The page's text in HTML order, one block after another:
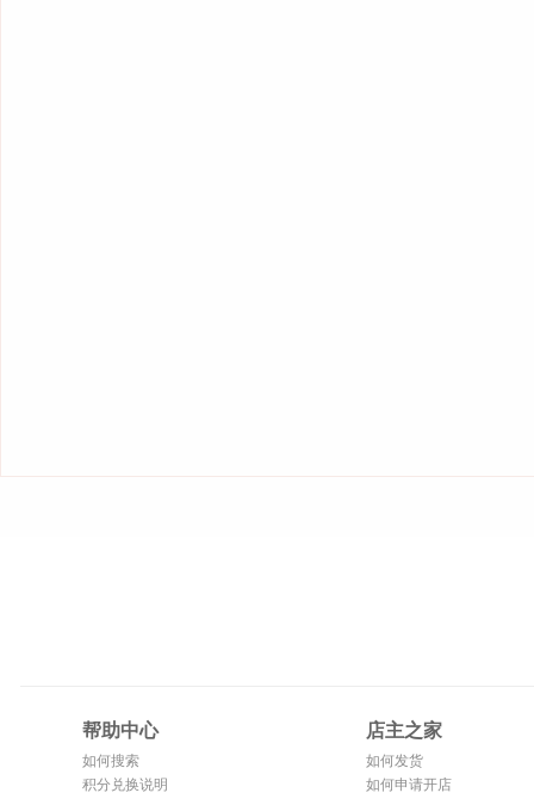
帮助中心
如何搜索
积分兑换说明
店主之家
如何发货
如何申请开店